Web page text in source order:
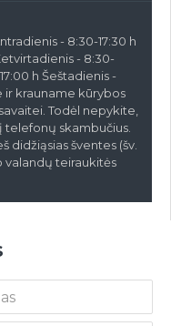
- 8:30-17:30 h
- 8:30-
h Šeštadienis -
ir krauname kūrybos
Todėl nepykite,
telefonų skambučius.
didžiąsias šventes (šv.
valandų teiraukitės